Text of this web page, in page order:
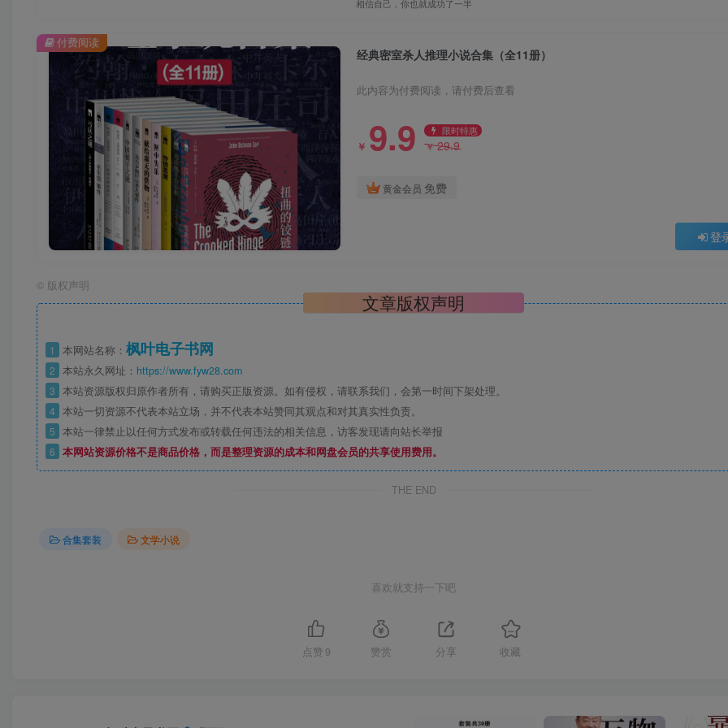
相信自己，你也就成功了一半
经典密室杀人推理小说合集（全11册）
此内容为付费阅读，请付费后查看
￥ 9.9 限时特惠
￥29.9
黄金会员 免费
登
付费阅读
© 版权声明
文章版权声明
1 本网站名称： 枫叶电子书网
2 本站永久网址： https://www.fyw28.com
3 本站资源版权归原作者所有，请购买正版资源。如有侵权，请联系我们，会第一时间下架处理。
4 本站一切资源不代表本站立场，并不代表本站赞同其观点和对其真实性负责。
5 本站一律禁止以任何方式发布或转载任何违法的相关信息，访客发现请向站长举报
6 本网站资源价格不是商品价格，而是整理资源的成本和网盘会员的共享使用费用。
THE END
合集套装 文学小说
喜欢就支持一下吧
点赞 9 赞赏 分享 收藏